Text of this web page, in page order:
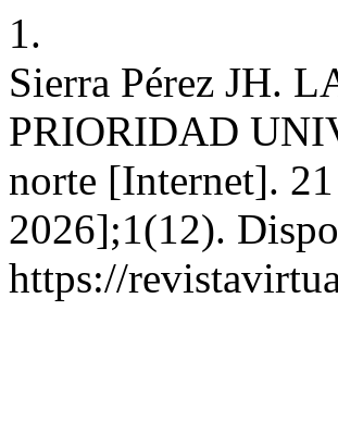
1.
Sierra Pérez JH.
PRIORIDAD
norte [Internet].
2026];1(12).
https://